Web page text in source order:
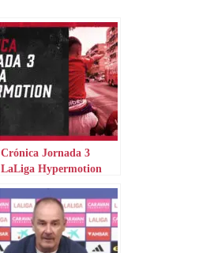
Crónica Jornada 3
LaLiga Hypermotion